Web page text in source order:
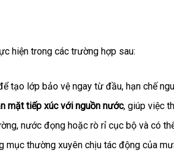
hiện trong các trường hợp sau:
tạo lớp bảo vệ ngay từ đầu, hạn chế
mặt tiếp xúc với nguồn nước, giúp việc
nước đọng hoặc rò rỉ cục bộ và có
mục thường xuyên chịu tác động của